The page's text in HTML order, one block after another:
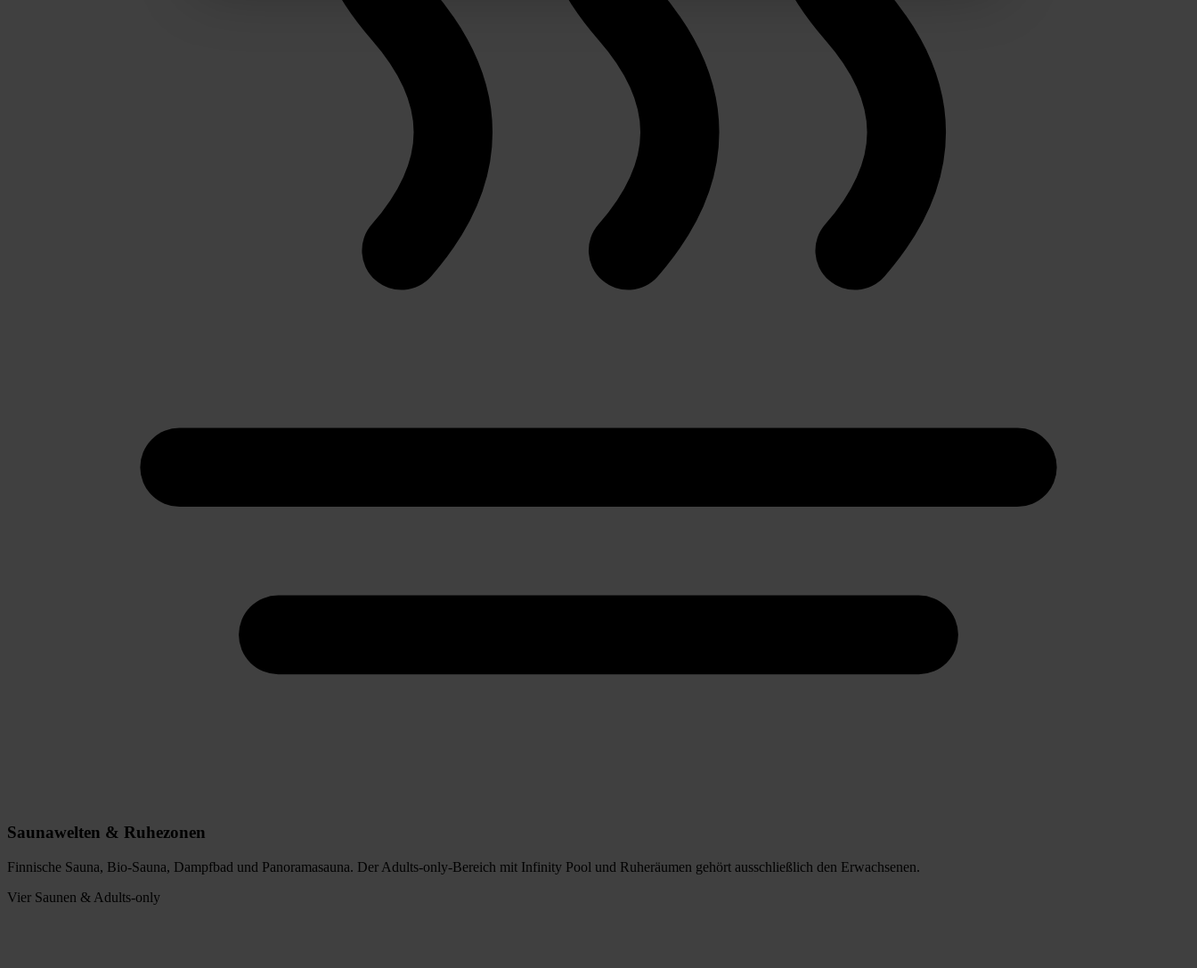
Saunawelten & Ruhezonen
Finnische Sauna, Bio-Sauna, Dampfbad und Panoramasauna. Der Adults-only-Bereich mit Infinity Pool und Ruheräumen gehört ausschließlich den Erwachsenen.
Vier Saunen & Adults-only